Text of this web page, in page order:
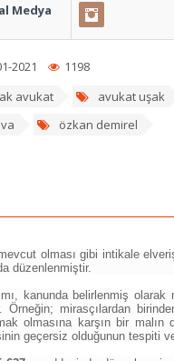
Medya
2021
1198
avukat
avukat uşak
özkan demirel
olması gibi intikale
düzenlenmiştir.
kanunda belirlenmiş olarak
mirasçılardan
olmasına karşın bir
geçersiz olduğunun tespiti